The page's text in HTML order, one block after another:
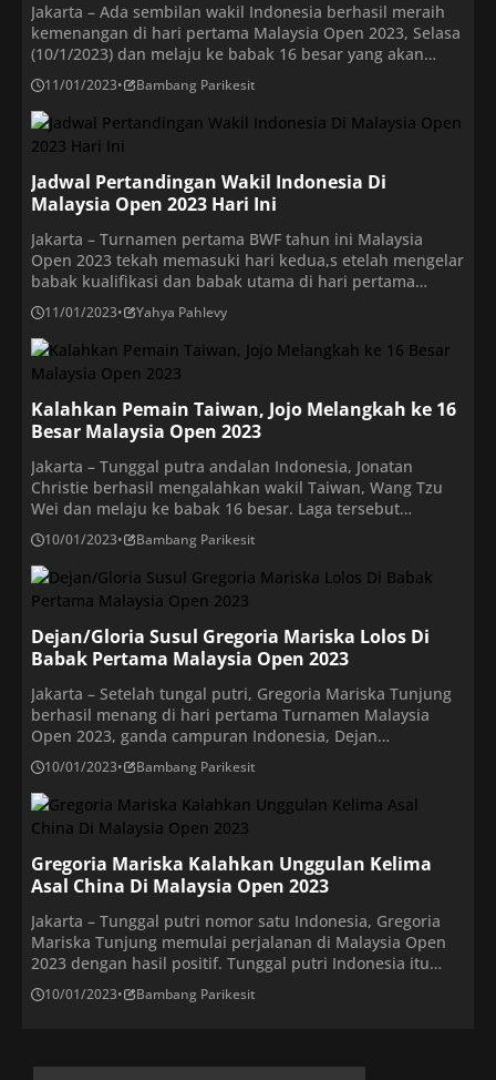
Jakarta – Ada sembilan wakil Indonesia berhasil meraih
kemenangan di hari pertama Malaysia Open 2023, Selasa
(10/1/2023) dan melaju ke babak 16 besar yang akan
dilangsungkan pada Kamis (12/1/2023). Hari ini, Rabu
(11/1/2023), terdapat tujuh wakil Indonesia lain yang akan
berjuang di babak 32 besar. Hal ini menunjukkan
keseriusan PBSI menatap tahun 2023 dengan
menurunkan […]
11/01/2023• Bambang Parikesit
Jadwal Pertandingan Wakil Indonesia Di
Malaysia Open 2023 Hari Ini
Jakarta – Turnamen pertama BWF tahun ini Malaysia
Open 2023 tekah memasuki hari kedua,s etelah mengelar
babak kualifikasi dan babak utama di hari pertama
kemarin. Skuad Merah Putih diketahui menurunkan 17
wakil dalam turnamen ini, dengan rincian 4 pemain
tunggal putra, 1 pemain tunggal putri, 6 pasangan ganda
putra, 2 pasangan ganda putri, dan 4 […]
11/01/2023• Yahya Pahlevy
Kalahkan Pemain Taiwan, Jojo Melangkah ke 16
Besar Malaysia Open 2023
Jakarta – Tunggal putra andalan Indonesia, Jonatan
Christie berhasil mengalahkan wakil Taiwan, Wang Tzu
Wei dan melaju ke babak 16 besar. Laga tersebut
dilangsungkan di Axiata Arena, Kuala Lumpur pada
Selasa (10/1/2023) siang WIB. Jojo menang lewat dua gim
langsung dengan skor 21-19 dan 21-13. Keberhasilan ini
menyusul beberapa wakil Indoneisa yang juga lolos di […]
10/01/2023• Bambang Parikesit
Dejan/Gloria Susul Gregoria Mariska Lolos Di
Babak Pertama Malaysia Open 2023
Jakarta – Setelah tungal putri, Gregoria Mariska Tunjung
berhasil menang di hari pertama Turnamen Malaysia
Open 2023, ganda campuran Indonesia, Dejan
Ferdinansyah/Gloria Emanuelle Widjaja berhasil melaju
ke 16 besar Malaysia Open 2023. Hasil serupa juga diraih
Febriana Dwipuji Kusuma/Amalia Cahaya Pratiwi di sektor
ganda putri. Bermain di Axiata Arena court 3, Selasa
(10/1), Dejan/Gloria berhasil […]
10/01/2023• Bambang Parikesit
Gregoria Mariska Kalahkan Unggulan Kelima
Asal China Di Malaysia Open 2023
Jakarta – Tunggal putri nomor satu Indonesia, Gregoria
Mariska Tunjung memulai perjalanan di Malaysia Open
2023 dengan hasil positif. Tunggal putri Indonesia itu
melangkah ke babak 16 besar usai mengalahkan
unggulan kelima asal China, He Bing Jiao dengan skor 21-
[…]
10/01/2023• Bambang Parikesit